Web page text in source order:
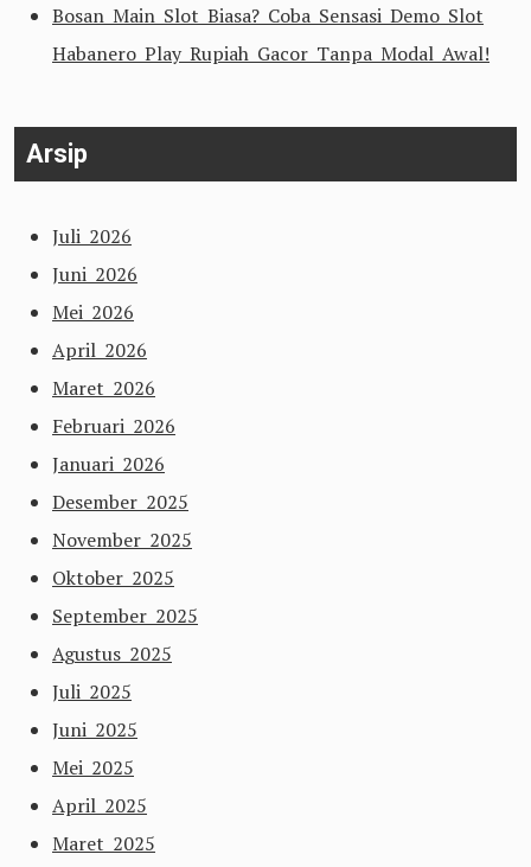
Bosan Main Slot Biasa? Coba Sensasi Demo Slot
Habanero Play Rupiah Gacor Tanpa Modal Awal!
Arsip
Juli 2026
Juni 2026
Mei 2026
April 2026
Maret 2026
Februari 2026
Januari 2026
Desember 2025
November 2025
Oktober 2025
September 2025
Agustus 2025
Juli 2025
Juni 2025
Mei 2025
April 2025
Maret 2025